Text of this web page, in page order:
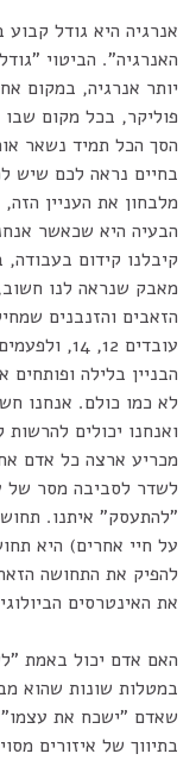
אנרגיה היא גודל קבוע
האנרגיה". הביטוי
יותר אנרגיה, במקום
פוליקר, בכל מקום
הסך הכל תמיד נשאר
בחיים נראה לכם שיש
מלבחון את העניין
הבעיה היא שכאשר
קיבלנו קידום
מאבק שנראה לנו
הזאבים והזנבנים
עובדים 12,
הבניין בלילה
לא כמו כולם. אנחנו
ואנחנו יכולים
מכריע ארצה כל אדם
לשדר לסביבה מסר של
"להתעסק" איתנו.
על חיי אחרים) היא
להפיק את התחושה
את האינטרסים
האם אדם יכול באמת
במטלות שונות שהוא
שאדם "ישכח את עצמו"
בתיווך של איזורים